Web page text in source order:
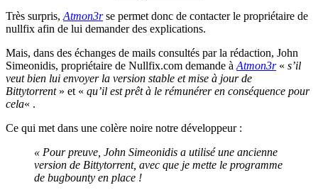
Très surpris,Atmon3rse permet donc de contacter le propriétaire de
nullfix afin de lui demander des explications.
Mais, dans des échanges de mails consultés par la rédaction, John
Simeonidis, propriétaire de Nullfix.com demande àAtmon3r« s’il
veut bien lui envoyer la version stable et mise à jour de
Bittytorrent» et « qu’il est prêt à le rémunérer en conséquence pour
cela« .
Ce qui met dans une colère noire notre développeur :
« Pour preuve, John Simeonidis a utilisé une ancienne
version de Bittytorrent, avec que je mette le programme
de bugbounty en place !